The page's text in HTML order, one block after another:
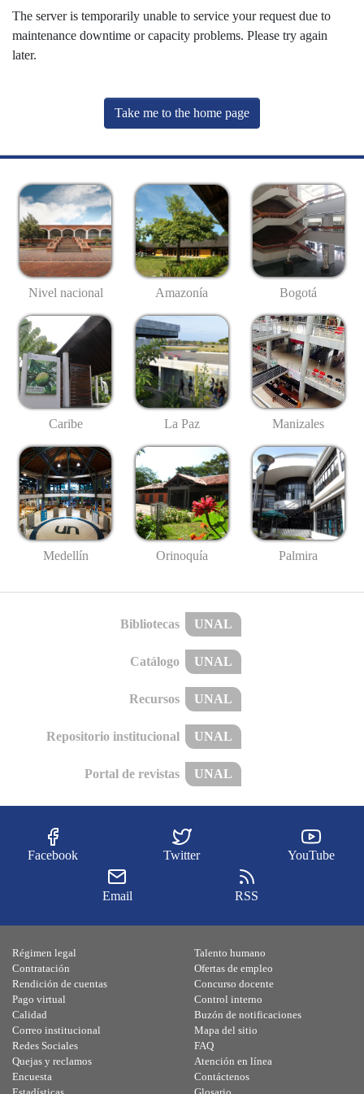
The server is temporarily unable to service your request due to
maintenance downtime or capacity problems. Please try again
later.
Take me to the home page
Nivel nacional Amazonía Bogotá
Caribe La Paz Manizales
Medellín Orinoquía Palmira
Bibliotecas UNAL
Catálogo UNAL
Recursos UNAL
Repositorio institucional UNAL
Portal de revistas UNAL
Facebook Twitter YouTube
Email RSS
Régimen legal
Contratación
Rendición de cuentas
Pago virtual
Calidad
Talento humano
Ofertas de empleo
Concurso docente
Control interno
Buzón de notificaciones
Correo institucional
Redes Sociales
Quejas y reclamos
Encuesta
Mapa del sitio
FAQ
Atención en línea
Contáctenos